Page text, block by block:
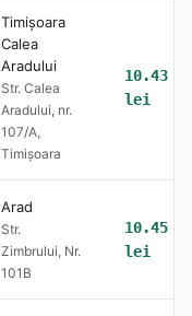
Timișoara
Calea
Aradului
Str. Calea
Aradului, nr.
107/A,
Timișoara
10.43
lei
Arad
Str.
Zimbrului, Nr.
101B
10.45
lei